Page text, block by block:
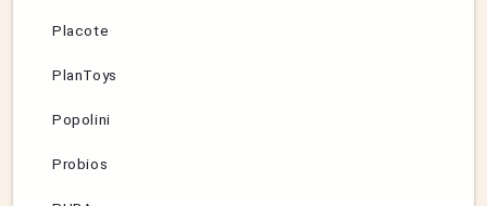
Placote
PlanToys
Popolini
Probios